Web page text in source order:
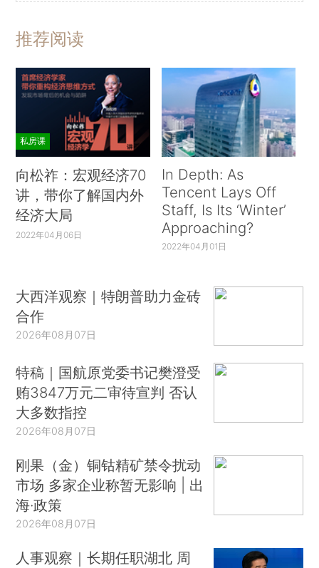
推荐阅读
私房课
向松祚：宏观经济70
讲，带你了解国内外
经济大局
2022年04月06日
In Depth: As
Tencent Lays Off
Staff, Is Its ‘Winter’
Approaching?
2022年04月01日
大西洋观察｜特朗普助力金砖
合作
2026年08月07日
特稿｜国航原党委书记樊澄受
贿3847万元二审待宣判 否认
大多数指控
2026年08月07日
刚果（金）铜钴精矿禁令扰动
市场 多家企业称暂无影响 | 出
海·政策
2026年08月07日
人事观察｜长期任职湖北 周